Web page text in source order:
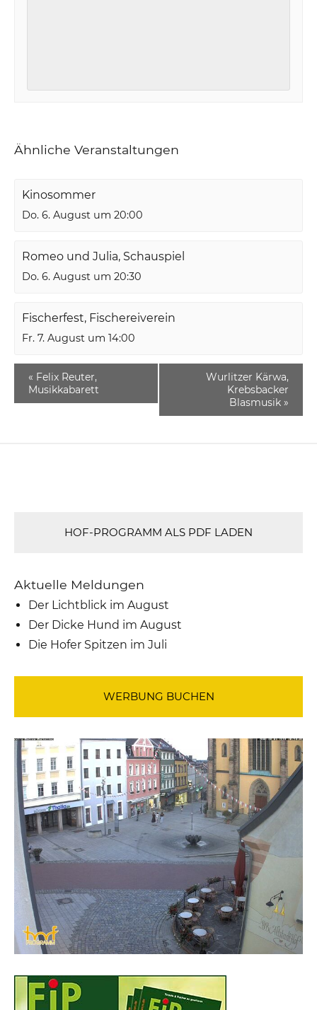
Ähnliche Veranstaltungen
Kinosommer
Do. 6. August um 20:00
Romeo und Julia, Schauspiel
Do. 6. August um 20:30
Fischerfest, Fischereiverein
Fr. 7. August um 14:00
« Felix Reuter,
Musikkabarett
Wurlitzer Kärwa,
Krebsbacker
Blasmusik »
HOF-PROGRAMM ALS PDF LADEN
Aktuelle Meldungen
Der Lichtblick im August
Der Dicke Hund im August
Die Hofer Spitzen im Juli
WERBUNG BUCHEN